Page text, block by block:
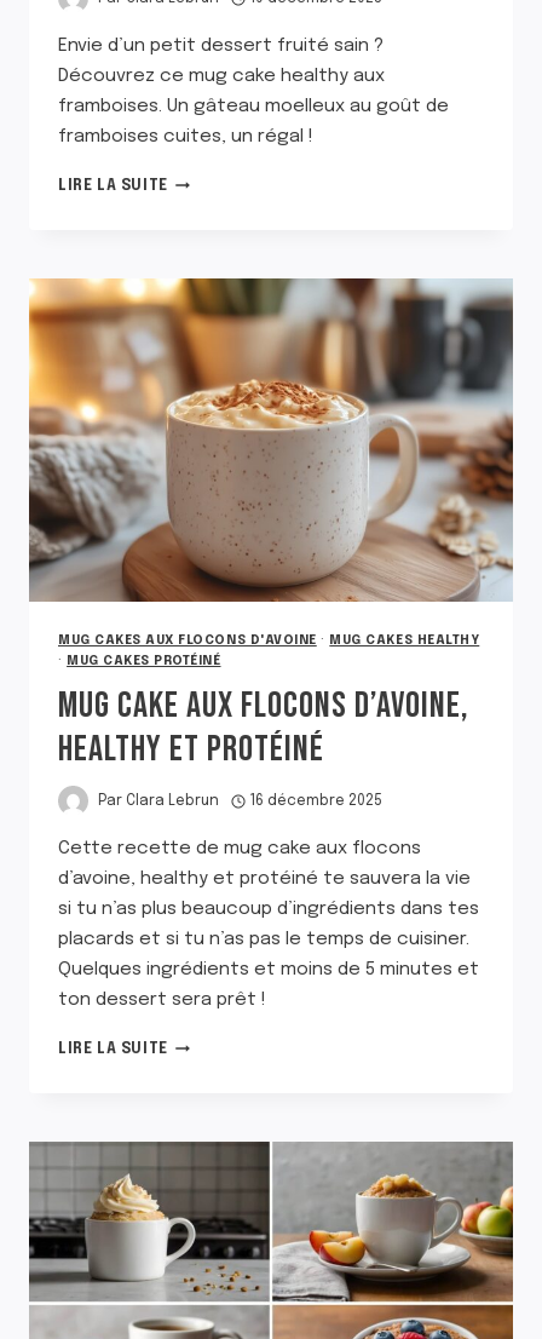
Envie d’un petit dessert fruité sain ?
Découvrez ce mug cake healthy aux
framboises. Un gâteau moelleux au goût de
framboises cuites, un régal !
LIRE LA SUITEMUG
MUG CAKES AUX FLOCONS D'AVOINE ·
MUG CAKES HEALTHY
·
MUG CAKES PROTÉINÉ
MUG CAKE AUX FLOCONS D’AVOINE,
HEALTHY ET PROTÉINÉ
Par Clara Lebrun 16 décembre 2025
Cette recette de mug cake aux flocons
d’avoine, healthy et protéiné te sauvera la vie
si tu n’as plus beaucoup d’ingrédients dans tes
placards et si tu n’as pas le temps de cuisiner.
Quelques ingrédients et moins de 5 minutes et
ton dessert sera prêt !
LIRE LA SUITEMUG
D’AVOINE,
HEALTHY
ET
PROTÉINÉ